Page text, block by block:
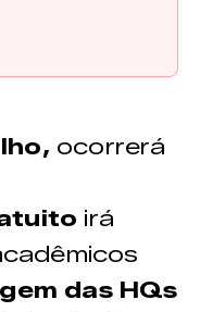
ocorrerá
irá
das HQs